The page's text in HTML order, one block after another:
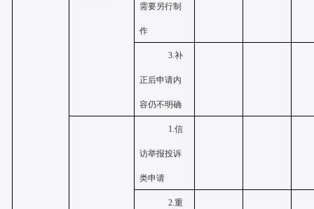
需要另行制
作
3.补
正后申请内
容仍不明确
1.信
访举报投诉
类申请
2.重